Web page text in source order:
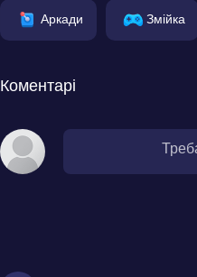
Аркади Змійка
Коментарі